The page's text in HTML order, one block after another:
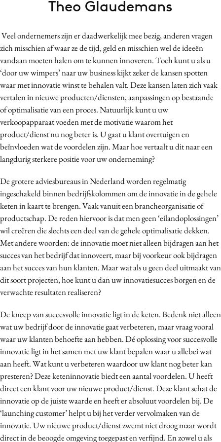
Carriere
Contentmarketing
Craft
Customer Experience
Data & Insights
Design
Digital transformation
Diversiteit
Effectiviteit
Influencer marketing
Interne communicatie
Martech
Media
Merkstrategie
PR
Programmatic
Purpose Marketing
Veel ondernemers zijn er daadwerkelijk mee bezig, anderen vragen
zich misschien af waar ze de tijd, geld en misschien wel de ideeën
vandaan moeten halen om te kunnen innoveren. Toch kunt u als u
‘door uw wimpers’ naar uw business kijkt zeker de kansen spotten
waar met innovatie winst te behalen valt. Deze kansen laten zich vaak
vertalen in nieuwe producten/diensten, aanpassingen op bestaande
of optimalisatie van een proces. Natuurlijk kunt u uw
verkoopapparaat voeden met de motivatie waarom het
product/dienst nu nog beter is. U gaat u klant overtuigen en
beïnvloeden wat de voordelen zijn. Maar hoe vertaalt u dit naar een
langdurig sterkere positie voor uw onderneming?
De grotere adviesbureaus in Nederland worden regelmatig
ingeschakeld binnen bedrijfskolommen om de innovatie in de gehele
keten in kaart te brengen. Vaak vanuit een brancheorganisatie of
productschap. De reden hiervoor is dat men geen ‘eilandoplossingen’
wil creëren die slechts een deel van de gehele optimalisatie dekken.
Met andere woorden: de innovatie moet niet alleen bijdragen aan het
succes van het bedrijf dat innoveert, maar bij voorkeur ook bijdragen
aan het succes van hun klanten. Maar wat als u geen deel uitmaakt van
dit soort projecten, hoe kunt u dan uw innovatiesucces borgen en de
verwachte resultaten realiseren?
De kneep van succesvolle innovatie ligt in de keten. Bedenk niet alleen
wat uw bedrijf door de innovatie gaat verbeteren, maar vraag vooral
waar uw klanten behoefte aan hebben. Dé oplossing voor succesvolle
innovatie ligt in het samen met uw klant bepalen waar u allebei wat
aan heeft. Wat kunt u verbeteren waardoor uw klant nog beter kan
presteren? Deze keteninnovatie biedt een aantal voordelen. U heeft
direct een klant voor uw nieuwe product/dienst. Deze klant schat de
innovatie op de juiste waarde en heeft er absoluut voordelen bij. De
‘launching customer’ helpt u bij het verder vervolmaken van de
innovatie. Uw nieuwe product/dienst zwemt niet droog maar wordt
direct in de beoogde omgeving toegepast en verfijnd. En zowel u als
Theo Glaudemans